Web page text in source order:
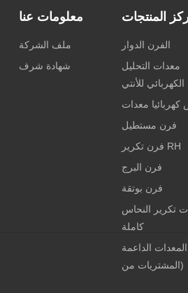
معلومات عنا
ملف الشركة
شهادة شرف
المنتجات
الفرن الدوار
معدات التحليل
الكهربائي للأنتي
كهربائيا معدات
فرن مستطيل
فرن تكرير RH
فرن البرج
فرن بوتقة
تكرير النحاس
كاملة
المعدات الداعمة
(المشتريات من